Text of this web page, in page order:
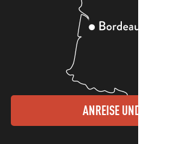
ANREISE UND KONTAKTE